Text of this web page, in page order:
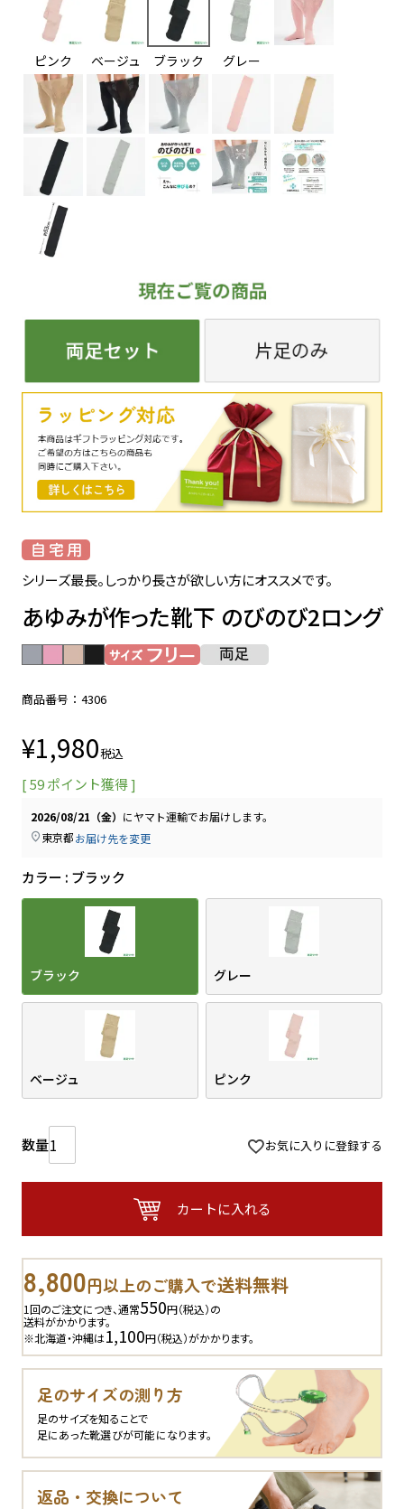
ピンク ベージュ ブラック グレー
シリーズ最長。しっかり長さが欲しい方にオススメです。
あゆみが作った靴下 のびのび2ロング
商品番号 4306
¥1,980税込
[59ポイント獲得 ]
2026/08/21（金） にヤマト運輸でお届けします。
東京都お届け先を変更
カラー ブラック
ブラック グレー
ベージュ ピンク
お気に入りに登録する
カートに入れる
8,800円以上のご購入で送料無料
1回のご注文につき、通常550円（税込）の
送料がかかります。
※北海道・沖縄は1,100円（税込）がかかります。
足のサイズの測り方
足のサイズを知ることで
足にあった靴選びが可能になります。
返品・交換について